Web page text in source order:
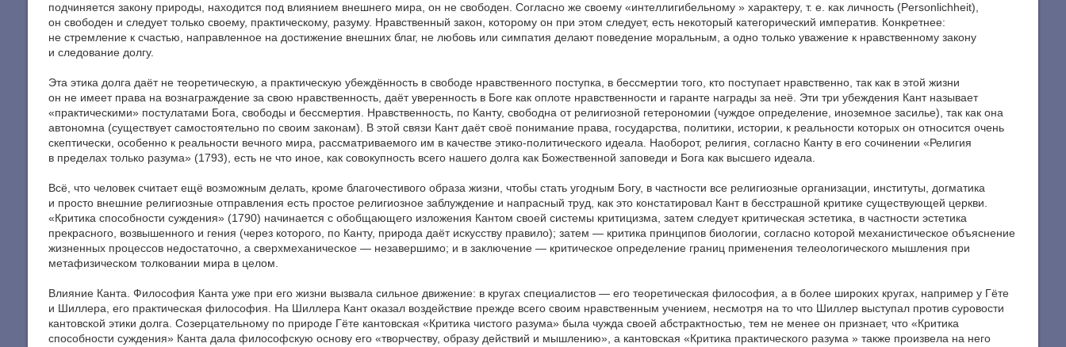
подчиняется закону природы, находится под влиянием внешнего мира, он не свободен. Согласно же своему «интеллигибельному » характеру, т. е. как личность (Personlichheit),
он свободен и следует только своему, практическому, разуму. Нравственный закон, которому он при этом следует, есть некоторый категорический императив. Конкретнее:
не стремление к счастью, направленное на достижение внешних благ, не любовь или симпатия делают поведение моральным, а одно только уважение к нравственному закону
и следование долгу.
Эта этика долга даёт не теоретическую, а практическую убеждённость в свободе нравственного поступка, в бессмертии того, кто поступает нравственно, так как в этой жизни
он не имеет права на вознаграждение за свою нравственность, даёт уверенность в Боге как оплоте нравственности и гаранте награды за неё. Эти три убеждения Кант называет
«практическими» постулатами Бога, свободы и бессмертия. Нравственность, по Канту, свободна от религиозной гетерономии (чуждое определение, иноземное засилье), так как она
автономна (существует самостоятельно по своим законам). В этой связи Кант даёт своё понимание права, государства, политики, истории, к реальности которых он относится очень
скептически, особенно к реальности вечного мира, рассматриваемого им в качестве этико-политического идеала. Наоборот, религия, согласно Канту в его сочинении «Религия
в пределах только разума» (1793), есть не что иное, как совокупность всего нашего долга как Божественной заповеди и Бога как высшего идеала.
Всё, что человек считает ещё возможным делать, кроме благочестивого образа жизни, чтобы стать угодным Богу, в частности все религиозные организации, институты, догматика
и просто внешние религиозные отправления есть простое религиозное заблуждение и напрасный труд, как это констатировал Кант в бесстрашной критике существующей церкви.
«Критика способности суждения» (1790) начинается с обобщающего изложения Кантом своей системы критицизма, затем следует критическая эстетика, в частности эстетика
прекрасного, возвышенного и гения (через которого, по Канту, природа даёт искусству правило); затем — критика принципов биологии, согласно которой механистическое объяснение
жизненных процессов недостаточно, а сверхмеханическое — незавершимо; и в заключение — критическое определение границ применения телеологического мышления при
метафизическом толковании мира в целом.
Влияние Канта. Философия Канта уже при его жизни вызвала сильное движение: в кругах специалистов — его теоретическая философия, а в более широких кругах, например у Гёте
и Шиллера, его практическая философия. На Шиллера Кант оказал воздействие прежде всего своим нравственным учением, несмотря на то что Шиллер выступал против суровости
кантовской этики долга. Созерцательному по природе Гёте кантовская «Критика чистого разума» была чужда своей абстрактностью, тем не менее он признает, что «Критика
способности суждения» Канта дала философскую основу его «творчеству, образу действий и мышлению», а кантовская «Критика практического разума » также произвела на него